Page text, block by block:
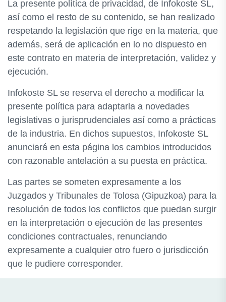
La presente política de privacidad, de Infokoste SL,
así como el resto de su contenido, se han realizado
respetando la legislación que rige en la materia, que
además, será de aplicación en lo no dispuesto en
este contrato en materia de interpretación, validez y
ejecución.
Infokoste SL se reserva el derecho a modificar la
presente política para adaptarla a novedades
legislativas o jurisprudenciales así como a prácticas
de la industria. En dichos supuestos, Infokoste SL
anunciará en esta página los cambios introducidos
con razonable antelación a su puesta en práctica.
Las partes se someten expresamente a los
Juzgados y Tribunales de Tolosa (Gipuzkoa) para la
resolución de todos los conflictos que puedan surgir
en la interpretación o ejecución de las presentes
condiciones contractuales, renunciando
expresamente a cualquier otro fuero o jurisdicción
que le pudiere corresponder.